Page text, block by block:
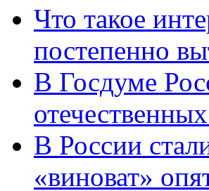
Что такое
постепенно
В Госдуме
В России
«виноват»